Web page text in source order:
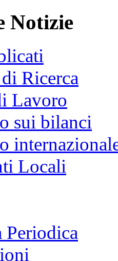
Notizie
Ricerca
Lavoro
sui bilanci
Locali